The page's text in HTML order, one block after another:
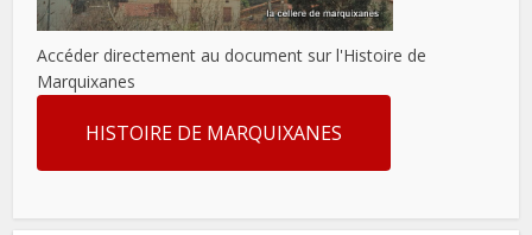
Accéder directement au document sur l'Histoire de
Marquixanes
HISTOIRE DE MARQUIXANES